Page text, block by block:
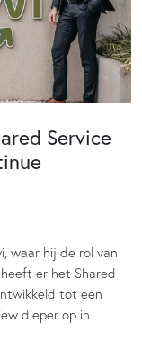
Service
waar hij de rol van
er het Shared
tot een
dieper op in.